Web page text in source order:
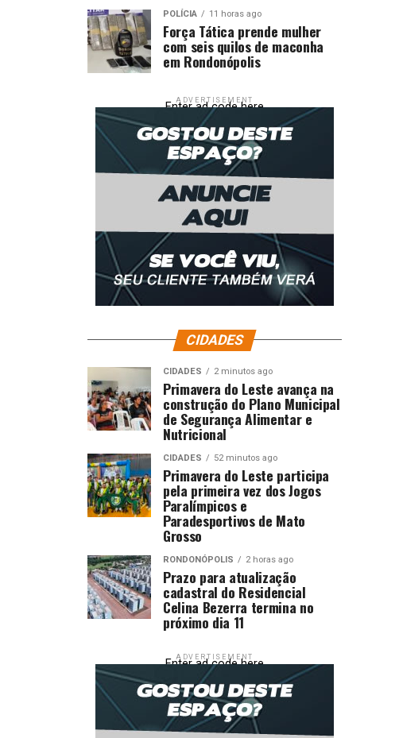
POLÍCIA 11 horas ago
Força Tática prende mulher
com seis quilos de maconha
em Rondonópolis
ADVERTISEMENT
Enter ad code here
CIDADES
CIDADES 2 minutos ago
Primavera do Leste avança na
construção do Plano Municipal
de Segurança Alimentar e
Nutricional
CIDADES 52 minutos ago
Primavera do Leste participa
pela primeira vez dos Jogos
Paralímpicos e
Paradesportivos de Mato
Grosso
RONDONÓPOLIS 2 horas ago
Prazo para atualização
cadastral do Residencial
Celina Bezerra termina no
próximo dia 11
ADVERTISEMENT
Enter ad code here